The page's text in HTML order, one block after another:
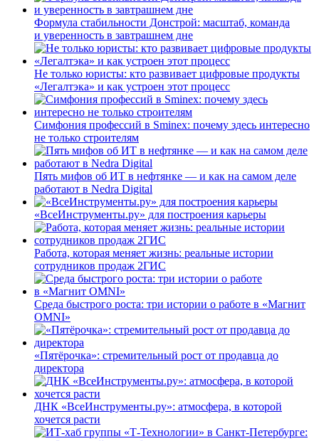
Формула стабильности Донстрой: масштаб, команда
и уверенность в завтрашнем дне
Не только юристы: кто развивает цифровые продукты
«Легалтэка» и как устроен этот процесс
Симфония профессий в Sminex: почему здесь интересно
не только строителям
Пять мифов об ИТ в нефтянке — и как на самом деле
работают в Nedra Digital
«ВсеИнструменты.ру» для построения карьеры
Работа, которая меняет жизнь: реальные истории
сотрудников продаж 2ГИС
Среда быстрого роста: три истории о работе в «Магнит
OMNI»
«Пятёрочка»: стремительный рост от продавца до
директора
ДНК «ВсеИнструменты.ру»: атмосфера, в которой
хочется расти